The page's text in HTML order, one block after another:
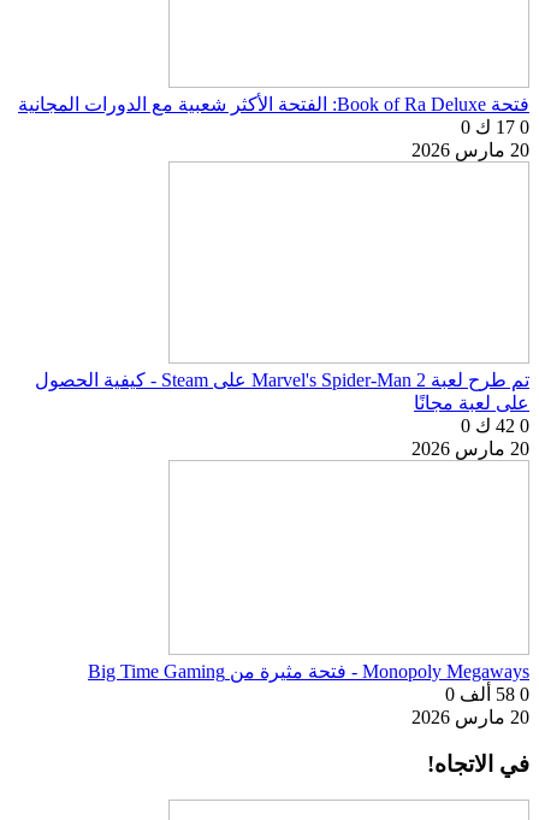
فتحة Book of Ra Deluxe: الفتحة الأكثر شعبية مع الدورات المجانية
0 17 ك
0
20 مارس 2026
تم طرح لعبة Marvel's Spider-Man 2 على Steam - كيفية الحصول
على لعبة مجانًا
0 42 ك
0
20 مارس 2026
Monopoly Megaways - فتحة مثيرة من Big Time Gaming
0 58 ألف
0
20 مارس 2026
في الاتجاه!